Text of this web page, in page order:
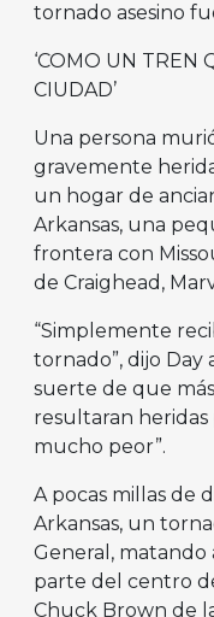
tornado asesino
‘COMO UN TREN
CIUDAD’
Una persona
gravemente
un hogar de
Arkansas, una
frontera con
de Craighead,
“Simplemente
tornado”, dijo Day
suerte de que
resultaran heridas
mucho peor”.
A pocas millas de
Arkansas, un
General, matando
parte del centro
Chuck Brown de